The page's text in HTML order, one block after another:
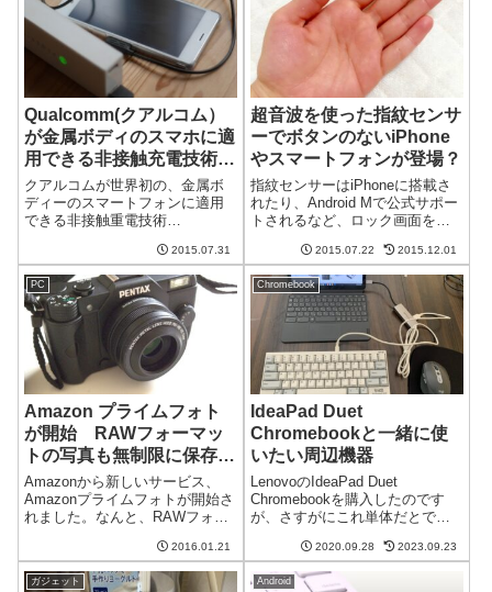
Qualcomm(クアルコム）
が金属ボディのスマホに適
用できる非接触充電技術
「WiPower」を発表
クアルコムが世界初の、金属ボ
ディーのスマートフォンに適用
できる非接触重電技術
非接触充電といえばQiが有名で
すが、どう違うのでしょうか？
金属筐体のスマートフォンに適
用できるWiPowerの一番大きな
特徴は金属...
2015.07.31
超音波を使った指紋センサ
ーでボタンのないiPhone
やスマートフォンが登場？
指紋センサーはiPhoneに搭載さ
れたり、Android Mで公式サポー
トされるなど、ロック画面を解
つつあります。しかしながらこ
れまでの指紋センサーは専用の
指紋読み取りデバイスを必要と
しており、そのためのスペー
ス...
2015.07.22 2015.12.01
PC
Amazon プライムフォト
が開始 RAWフォーマッ
トの写真も無制限に保存で
きるクラウドストレージ
Amazonから新しいサービス、
Amazonプライムフォトが開始さ
れました。なんと、RAWフォー
きるという太っ腹なクラウドサ
ービスです。Amazon Cloud
Drive の一部として提供される画
2016.01.21
Chromebook
IdeaPad Duet
Chromebookと一緒に使
いたい周辺機器
LenovoのIdeaPad Duet
Chromebookを購入したのです
が、さすがにこれ単体だとでき
で、いろいろと周辺機器を購入
して接続しました。ここまでや
ると普段やっていることの9割は
2020.09.28 2023.09.23
ガジェット Android